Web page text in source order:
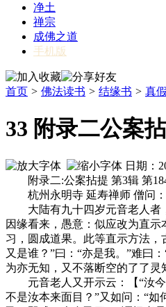
净土
禅宗
成佛之道
手机版
首页 > 佛法读书 > 结缘书 > 真
33 附录二公案
日期：
附录二:公案拈提 第3辑 第184
杭州永明寺 延寿禅师 僧问：“
大陆有九十四岁元音老人者，
因缘看来，愚意：似应改为直
习，圆成道果。此等直示方法，
又是谁？”曰：“亦是我。”难曰
为亦无知，又不落断空的了了灵
元音老人又开示云：【“汝今
不是汝本来面目？”又如问：“如